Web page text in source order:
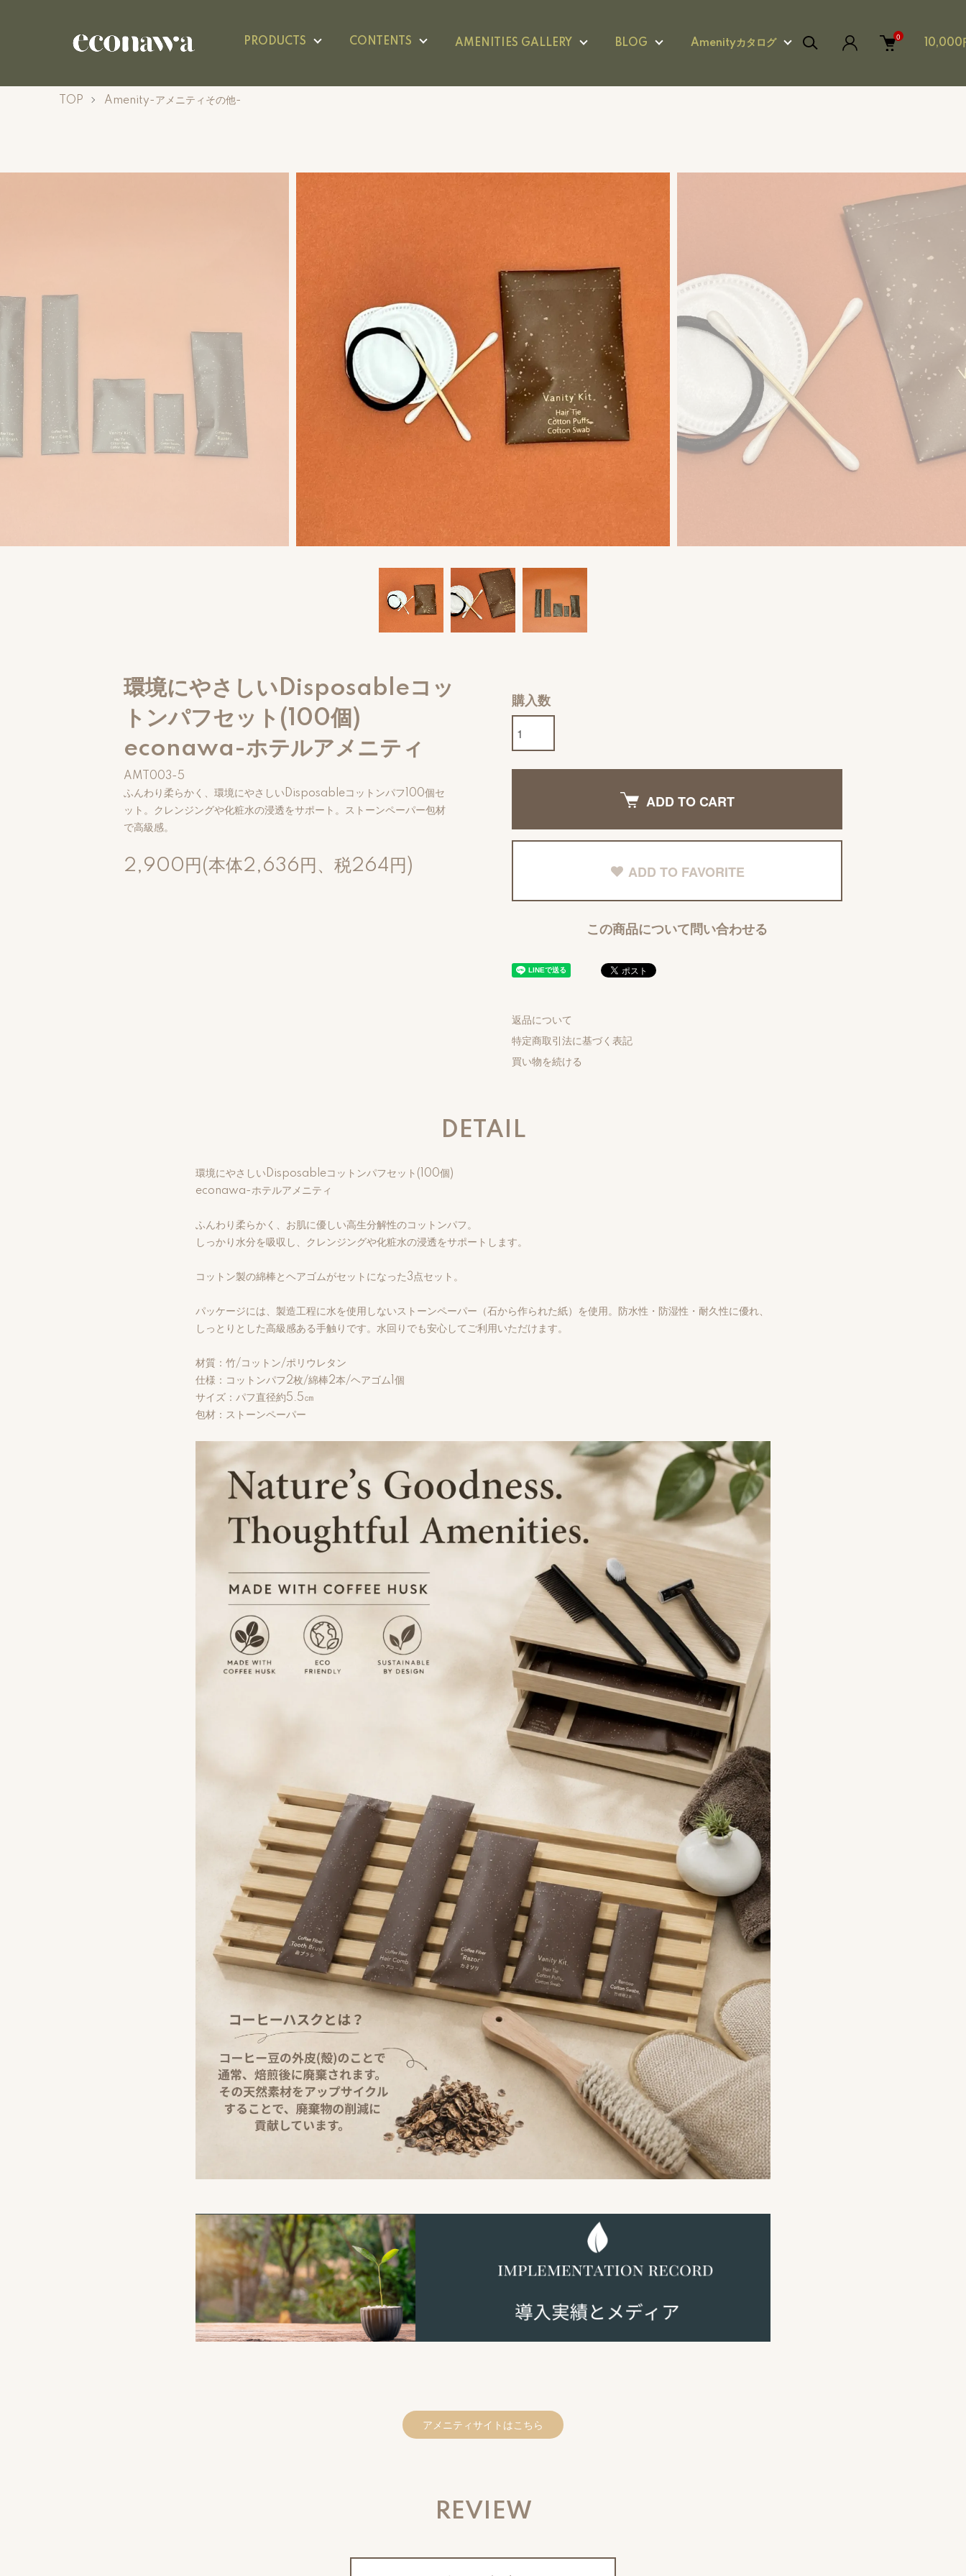
PRODUCTS CONTENTS AMENITIES GALLERY BLOG Amenityカタログ
0
10,000
TOP Amenity-アメニティその他-
環境にやさしいDisposableコッ
トンパフセット(100個)
econawa-ホテルアメニティ
AMT003-5
ふんわり柔らかく、環境にやさしいDisposableコットンパフ100個セ
ット。クレンジングや化粧水の浸透をサポート。ストーンペーパー包材
で高級感。
2,900円(本体2,636円、税264円)
購入数
ADD TO CART
ADD TO FAVORITE
この商品について問い合わせる
返品について
特定商取引法に基づく表記
買い物を続ける
DETAIL
環境にやさしいDisposableコットンパフセット(100個)
econawa-ホテルアメニティ
ふんわり柔らかく、お肌に優しい高生分解性のコットンパフ。
しっかり水分を吸収し、クレンジングや化粧水の浸透をサポートします。
コットン製の綿棒とヘアゴムがセットになった3点セット。
パッケージには、製造工程に水を使用しないストーンペーパー（石から作られた紙）を使用。防水性・防湿性・耐久性に優れ、
しっとりとした高級感ある手触りです。水回りでも安心してご利用いただけます。
材質：竹/コットン/ポリウレタン
仕様：コットンパフ2枚/綿棒2本/ヘアゴム1個
サイズ：パフ直径約5.5㎝
包材：ストーンペーパー
アメニティサイトはこちら
REVIEW